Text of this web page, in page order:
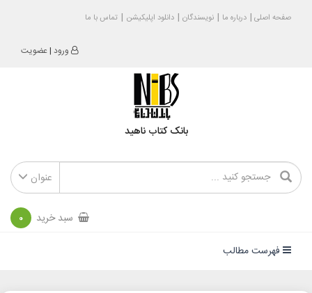
صفحه اصلی درباره ما نویسندگان دانلود اپلیکیشن تماس با ما
ورود |عضویت
بانک کتاب ناهید
عنوان
سبد خرید 0
فهرست مطالب